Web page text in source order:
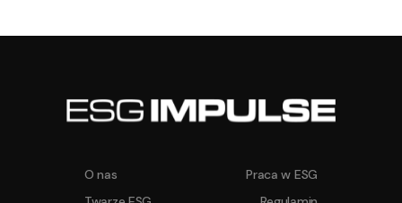
O nas
Praca w ESG